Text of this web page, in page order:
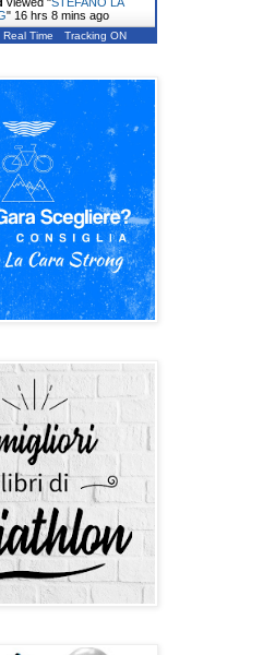
" 16 hrs 8 mins ago
Real Time Tracking ON